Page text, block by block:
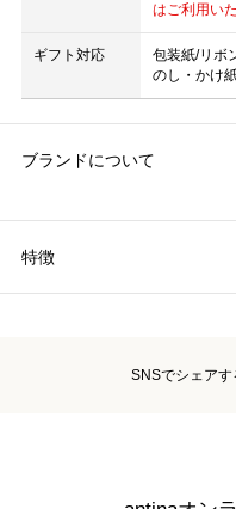
はご利用い
ギフト対応
包装紙/リボ
のし・かけ
ブランドについて
特徴
SNSでシェアす